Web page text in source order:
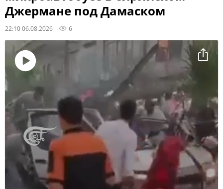
Джермане под Дамаском
22:10 06.08.2026 6
Воспроизвести
видео